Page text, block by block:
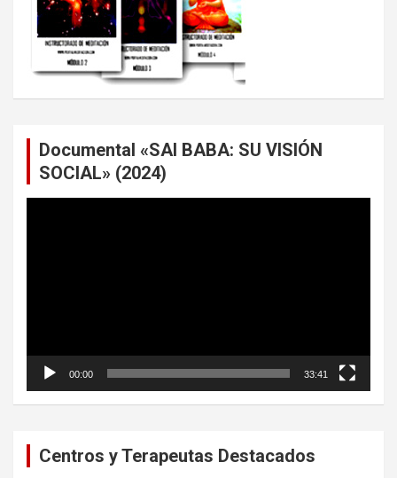
Documental «SAI BABA: SU VISIÓN
SOCIAL» (2024)
00:00 33:41
Centros y Terapeutas Destacados